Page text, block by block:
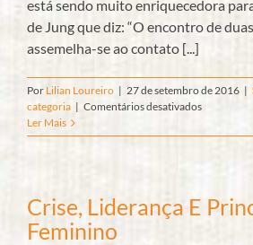
está sendo muito enriquecedora
de Jung que diz: “O encontro de
assemelha-se ao contato [...]
Por Lilian Loureiro | 27 de setembro de 2016 |
categoria | Comentários desativadosem
Falso
toureiro
como
Ler Mais
Crise, Liderança E
Feminino